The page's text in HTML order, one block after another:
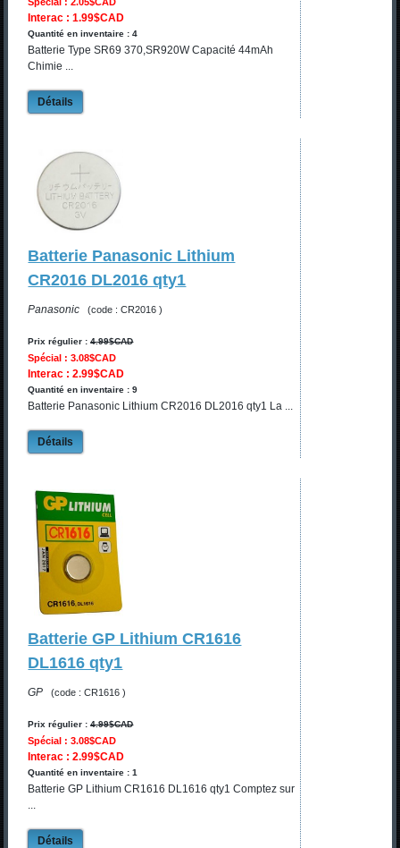
Interac : 1.99$CAD
Quantité en inventaire : 4
Batterie Type SR69 370,SR920W Capacité 44mAh
Chimie ...
Détails
Batterie Panasonic Lithium
CR2016 DL2016 qty1
Panasonic (code : CR2016 )
Prix régulier :4.99$CAD
Spécial : 3.08$CAD
Interac : 2.99$CAD
Quantité en inventaire : 9
Batterie Panasonic Lithium CR2016 DL2016 qty1 La ...
Détails
Batterie GP Lithium CR1616
DL1616 qty1
GP (code : CR1616 )
Prix régulier :4.99$CAD
Spécial : 3.08$CAD
Interac : 2.99$CAD
Quantité en inventaire : 1
Batterie GP Lithium CR1616 DL1616 qty1 Comptez sur
...
Détails